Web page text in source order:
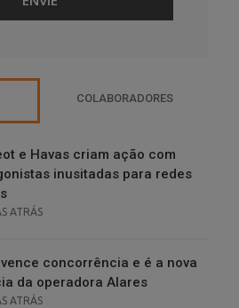
COLABORADORES
e Havas criam ação com
inusitadas para redes
ATRÁS
concorrência e é a nova
da operadora Alares
ATRÁS